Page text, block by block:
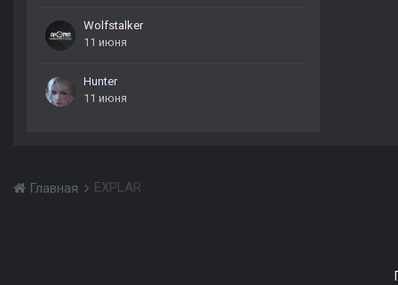
Wolfstalker
11 июня
Hunter
11 июня
Главная EXPLAR